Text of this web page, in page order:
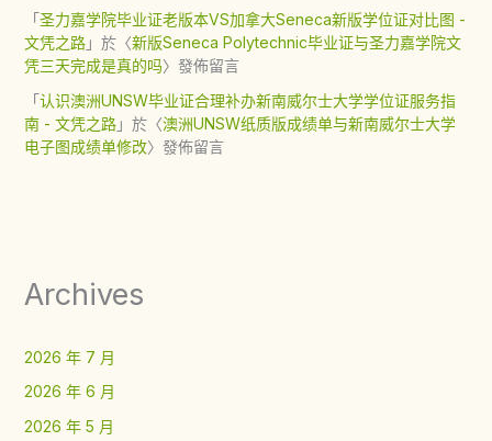
「圣力嘉学院毕业证老版本VS加拿大Seneca新版学位证对比图 -
文凭之路」於〈新版Seneca Polytechnic毕业证与圣力嘉学院文
凭三天完成是真的吗〉發佈留言
「认识澳洲UNSW毕业证合理补办新南威尔士大学学位证服务指
南 - 文凭之路」於〈澳洲UNSW纸质版成绩单与新南威尔士大学
电子图成绩单修改〉發佈留言
Archives
2026 年 7 月
2026 年 6 月
2026 年 5 月